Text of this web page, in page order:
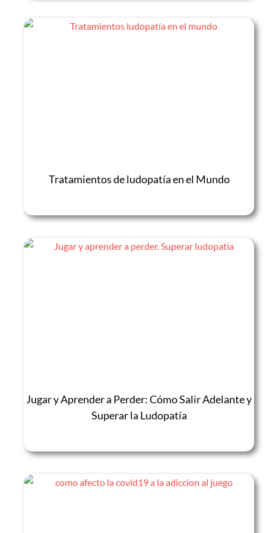
Tratamientos de ludopatía en el Mundo
Jugar y Aprender a Perder: Cómo Salir Adelante y
Superar la Ludopatía